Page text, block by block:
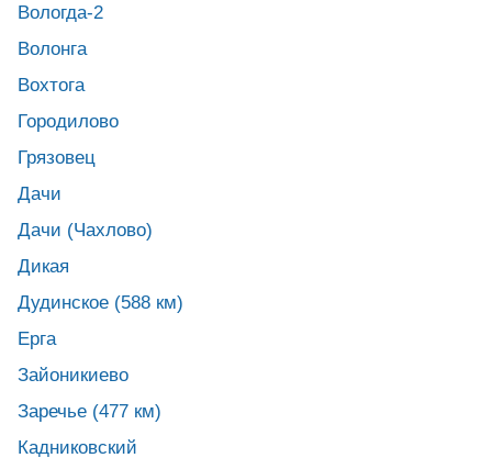
Вологда-2
Волонга
Вохтога
Городилово
Грязовец
Дачи
Дачи (Чахлово)
Дикая
Дудинское (588 км)
Ерга
Зайоникиево
Заречье (477 км)
Кадниковский